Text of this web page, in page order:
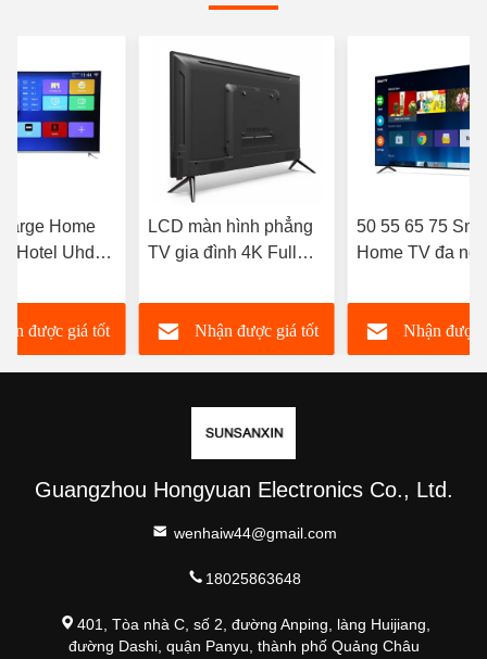
Home
Hotel Uhd
được giá tốt
LCD màn hình phẳng
TV gia đình 4K Full
cao Smart TV 98 100
105 110 Inch
Nhận được giá tốt
50 55 65 75
Home TV đa
OEM ODM
Nhận được
Guangzhou Hongyuan Electronics Co., Ltd.
wenhaiw44@gmail.com
18025863648
401, Tòa nhà C, số 2, đường Anping, làng Huijiang,
đường Dashi, quận Panyu, thành phố Quảng Châu